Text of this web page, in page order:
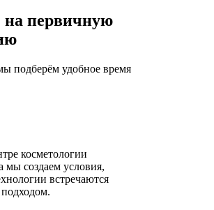
на первичную
подберём удобное время
косметологии
мы создаем условия,
встречаются